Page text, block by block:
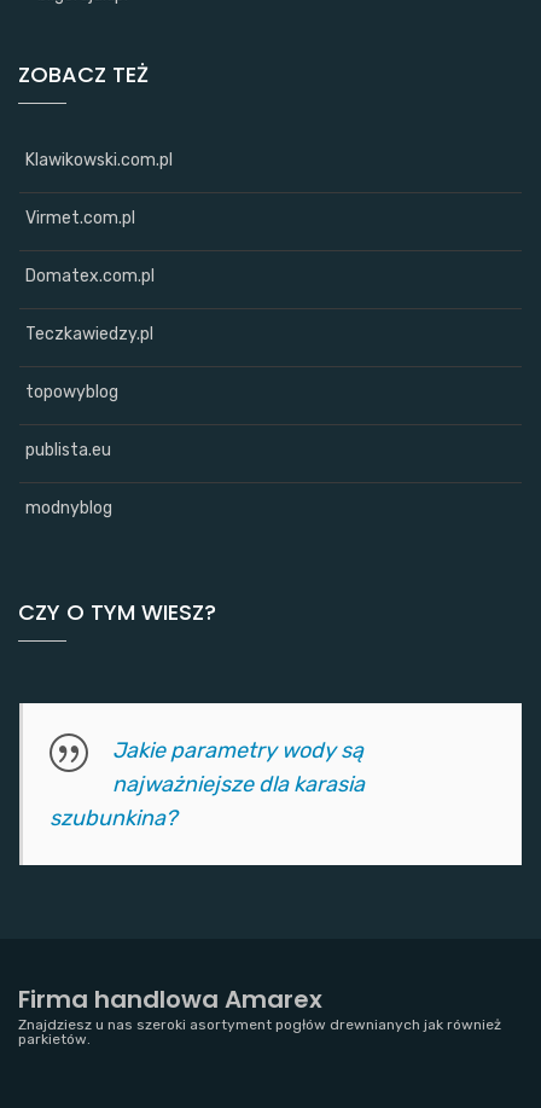
ZOBACZ TEŻ
Klawikowski.com.pl
Virmet.com.pl
Domatex.com.pl
Teczkawiedzy.pl
topowyblog
publista.eu
modnyblog
CZY O TYM WIESZ?
Jakie parametry wody są
najważniejsze dla karasia
szubunkina?
Firma handlowa Amarex
Znajdziesz u nas szeroki asortyment pogłów drewnianych jak również
parkietów.